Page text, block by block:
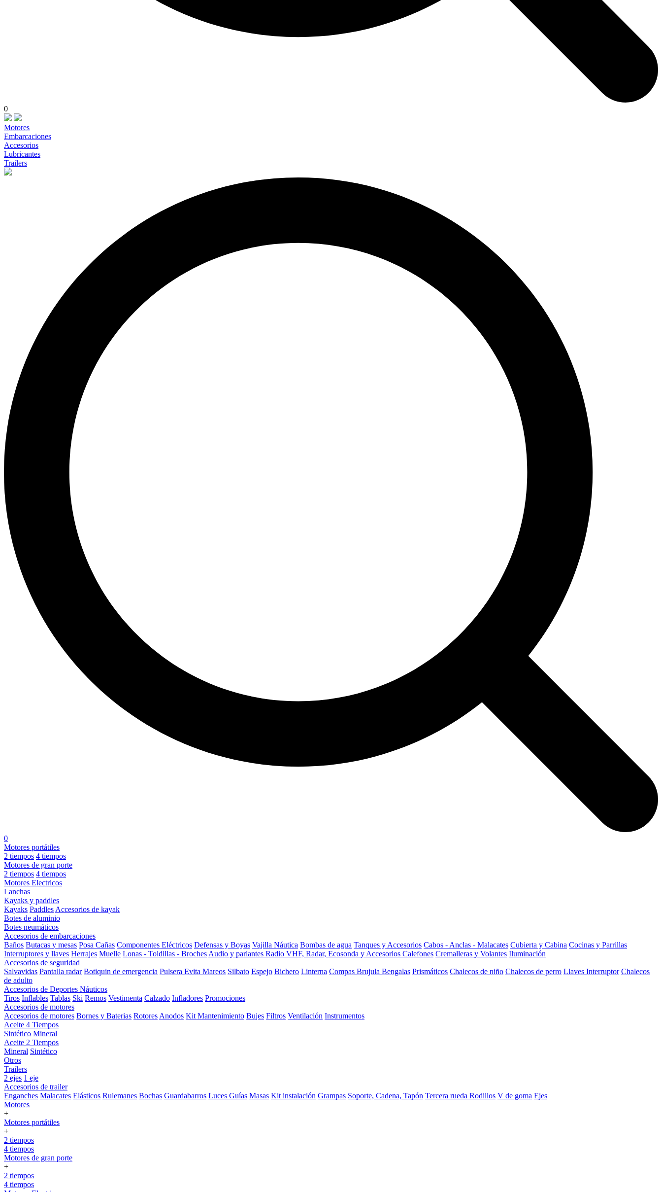
0
Motores
Embarcaciones
Accesorios
Lubricantes
Trailers
0
Motores portátiles
2 tiempos 4 tiempos
Motores de gran porte
2 tiempos 4 tiempos
Motores Electricos
Lanchas
Kayaks y paddles
Kayaks Paddles Accesorios de kayak
Botes de aluminio
Botes neumáticos
Accesorios de embarcaciones
Baños Butacas y mesas Posa Cañas Componentes Eléctricos Defensas y Boyas Vajilla Náutica Bombas de agua Tanques y Accesorios Cabos - Anclas - Malacates Cubierta y Cabina Cocinas y Parrillas
Interruptores y llaves Herrajes Muelle Lonas - Toldillas - Broches Audio y parlantes Radio VHF, Radar, Ecosonda y Accesorios Calefones Cremalleras y Volantes Iluminación
Accesorios de seguridad
Salvavidas Pantalla radar Botiquin de emergencia Pulsera Evita Mareos Silbato Espejo Bichero Linterna Compas Brujula Bengalas Prismáticos Chalecos de niño Chalecos de perro Llaves Interruptor Chalecos
de adulto
Accesorios de Deportes Náuticos
Tiros Inflables Tablas Ski Remos Vestimenta Calzado Infladores Promociones
Accesorios de motores
Accesorios de motores Bornes y Baterias Rotores Anodos Kit Mantenimiento Bujes Filtros Ventilación Instrumentos
Aceite 4 Tiempos
Sintético Mineral
Aceite 2 Tiempos
Mineral Sintético
Otros
Trailers
2 ejes 1 eje
Accesorios de trailer
Enganches Malacates Elásticos Rulemanes Bochas Guardabarros Luces Guías Masas Kit instalación Grampas Soporte, Cadena, Tapón Tercera rueda Rodillos V de goma Ejes
Motores
+
Motores portátiles
+
2 tiempos
4 tiempos
Motores de gran porte
+
2 tiempos
4 tiempos